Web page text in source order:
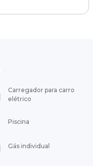
Carregador para carro
elétrico
Piscina
Gás individual